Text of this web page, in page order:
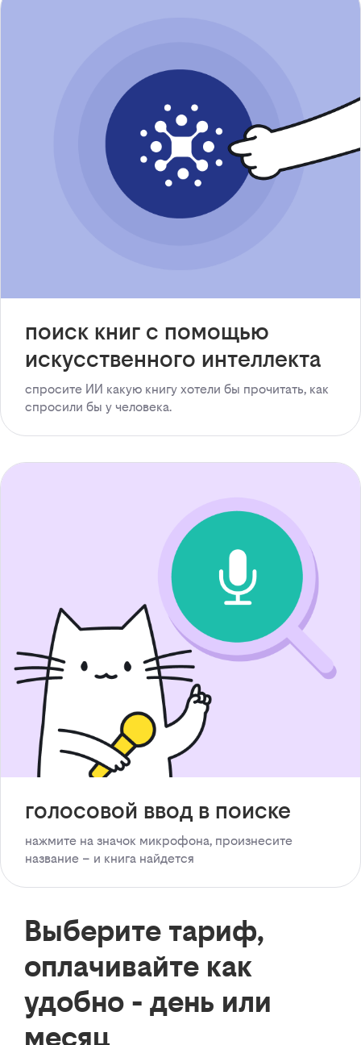
поиск книг с помощью
искусственного интеллекта
спросите ИИ какую книгу хотели бы прочитать, как
спросили бы у человека.
голосовой ввод в поиске
нажмите на значок микрофона, произнесите
название – и книга найдется
Выберите тариф,
оплачивайте как
удобно - день или
месяц